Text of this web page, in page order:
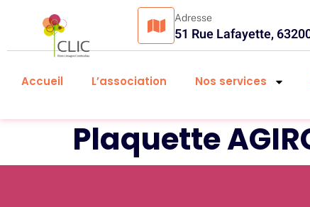
Adresse
51 Rue Lafayette,
Accueil L’association Nos services
Plaquette